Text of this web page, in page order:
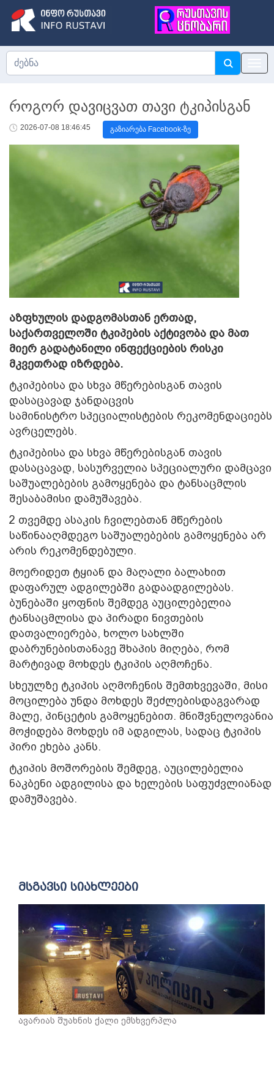
როგორ დავიცვათ თავი ტკიპისგან
2026-07-08 18:46:45 გაზიარება Facebook-ზე
აზფხულის დადგომასთან ერთად,
საქართველოში ტკიპების აქტივობა და მათ
მიერ გადატანილი ინფექციების რისკი
მკვეთრად იზრდება.
ტკიპებისა და სხვა მწერებისგან თავის
დასაცავად ჯანდაცვის
სამინისტრო სპეციალისტების რეკომენდაციებს
ავრცელებს.
ტკიპებისა და სხვა მწერებისგან თავის
დასაცავად, სასურველია სპეციალური დამცავი
საშუალებების გამოყენება და ტანსაცმლის
შესაბამისი დამუშავება.
2 თვემდე ასაკის ჩვილებთან მწერების
საწინააღმდეგო საშუალებების გამოყენება არ
არის რეკომენდებული.
მოერიდეთ ტყიან და მაღალი ბალახით
დაფარულ ადგილებში გადაადგილებას.
ბუნებაში ყოფნის შემდეგ აუცილებელია
ტანსაცმლისა და პირადი ნივთების
დათვალიერება, ხოლო სახლში
დაბრუნებისთანავე შხაპის მიღება, რომ
მარტივად მოხდეს ტკიპის აღმოჩენა.
სხეულზე ტკიპის აღმოჩენის შემთხვევაში, მისი
მოცილება უნდა მოხდეს შეძლებისდაგვარად
მალე, პინცეტის გამოყენებით. მნიშვნელოვანია
მოჭიდება მოხდეს იმ ადგილას, სადაც ტკიპის
პირი ეხება კანს.
ტკიპის მოშორების შემდეგ, აუცილებელია
ნაკბენი ადგილისა და ხელების საფუძვლიანად
დამუშავება.
მსგავსი სიახლეები
ავარიას შუახნის ქალი ემსხვერპლა